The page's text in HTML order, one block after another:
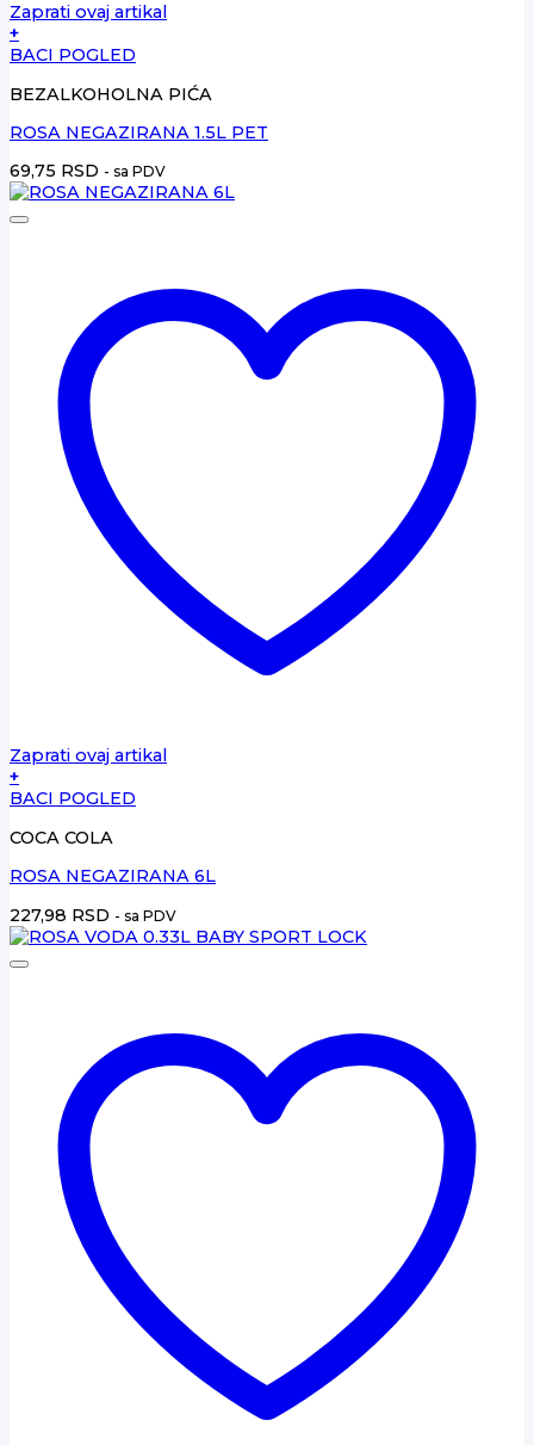
Zaprati ovaj artikal
+
BACI POGLED
BEZALKOHOLNA PIĆA
ROSA NEGAZIRANA 1.5L PET
69,75 RSD - sa PDV
Zaprati ovaj artikal
+
BACI POGLED
COCA COLA
ROSA NEGAZIRANA 6L
227,98 RSD - sa PDV